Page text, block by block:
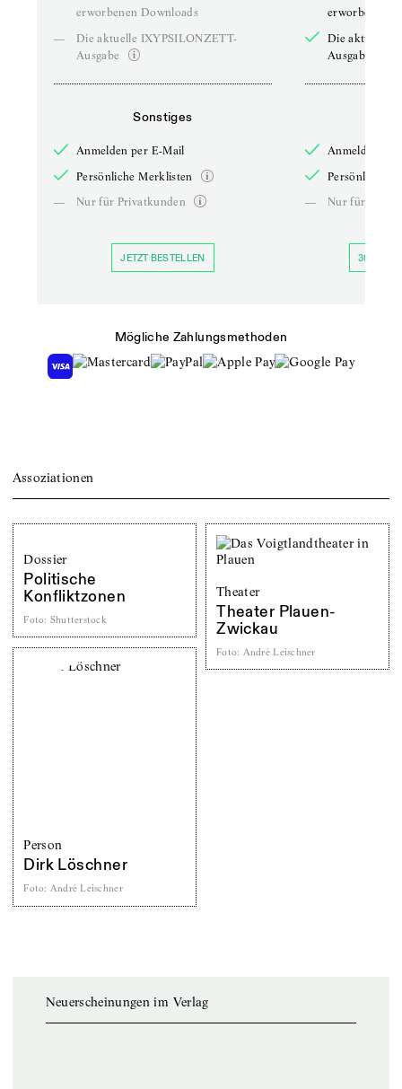
erworbenen Downloads
—
Die aktuelle IXYPSILONZETT-
Ausgabe
Sonstiges
Anmelden per E-Mail
Persönliche Merklisten
—
Nur für Privatkunden
JETZT BESTELLEN
erworbenen
Die aktuelle
Ausgabe
Anmelden
Persönliche
—
Nur für
30 TAGE
Mögliche Zahlungsmethoden
Assoziationen
Dossier
Politische
Konfliktzonen
Foto: Shutterstock
Theater
Theater Plauen-
Zwickau
Foto: André Leischner
Person
Dirk Löschner
Foto: André Leischner
Neuerscheinungen im Verlag